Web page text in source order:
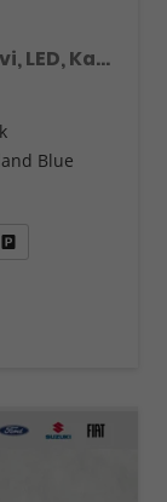
ST-Line 1.5 EcoBoost ST-Line, Navi, LED, Kamera, Winter, FS beheizbar
Blue
an (PDF)